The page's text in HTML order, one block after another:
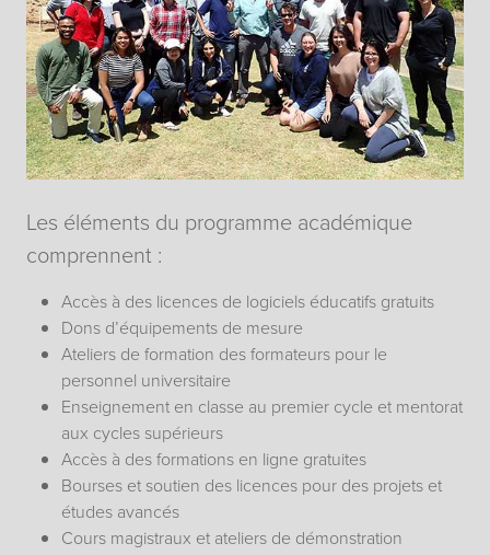
Les éléments du programme académique
comprennent :
Accès à des licences de logiciels éducatifs gratuits
Dons d’équipements de mesure
Ateliers de formation des formateurs pour le
personnel universitaire
Enseignement en classe au premier cycle et mentorat
aux cycles supérieurs
Accès à des formations en ligne gratuites
Bourses et soutien des licences pour des projets et
études avancés
Cours magistraux et ateliers de démonstration